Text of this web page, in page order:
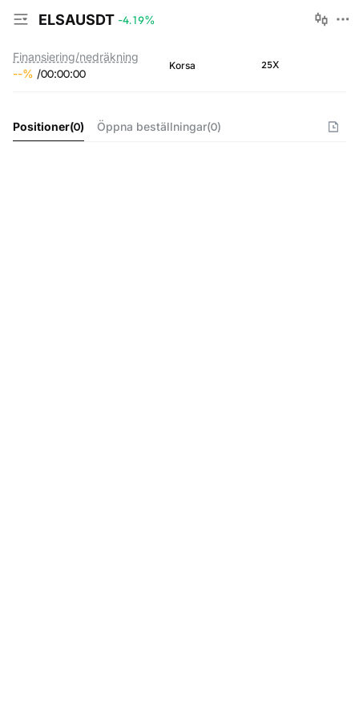
ELSAUSDT -4.19%
Finansiering/nedräkning
--% /00:00:00
Korsa 25X
Positioner(0) Öppna beställningar(0)